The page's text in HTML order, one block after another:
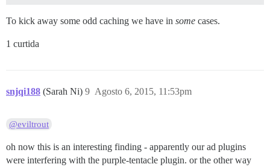
To kick away some odd caching we have in some cases.
1 curtida
snjqi188 (Sarah Ni) Agosto 6, 2015, 11:53pm
9
@eviltrout
oh now this is an interesting finding - apparently our ad plugins
were interfering with the purple-tentacle plugin. or the other way